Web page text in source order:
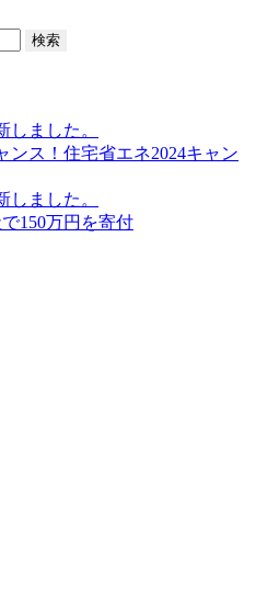
ました。
ンス！住宅省エネ2024キャン
ました。
150万円を寄付